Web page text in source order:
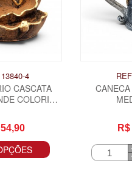
4
CASCATA
COLORIDO